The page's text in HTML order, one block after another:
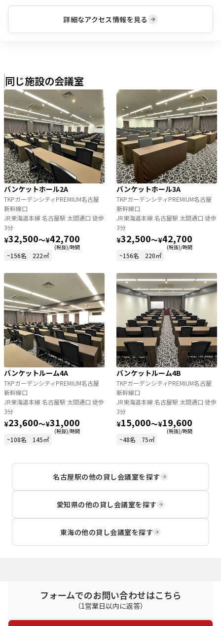
詳細なアクセス情報を見る
同じ施設の会議室
バンケットホール2A
TKPガーデンシティPREMIUM名古屋
新幹線口
JR東海道本線 名古屋駅 太閤通口 徒歩
3分
¥32,500〜¥42,700
(税抜)/時間
~156名 222㎡
バンケットホール3A
TKPガーデンシティPREMIUM名古屋
新幹線口
JR東海道本線 名古屋駅 太閤通口 徒歩
3分
¥32,500〜¥42,700
(税抜)/時間
~156名 220㎡
バンケットルーム4A
TKPガーデンシティPREMIUM名古屋
新幹線口
JR東海道本線 名古屋駅 太閤通口 徒歩
3分
¥23,600〜¥31,000
(税抜)/時間
~108名 145㎡
バンケットルーム4B
TKPガーデンシティPREMIUM名古屋
新幹線口
JR東海道本線 名古屋駅 太閤通口 徒歩
3分
¥15,000〜¥19,600
(税抜)/時間
~48名 75㎡
名古屋駅の他の貸し会議室を探す
愛知県の他の貸し会議室を探す
東海の他の貸し会議室を探す
フォームでのお問い合わせはこちら
（1営業日以内に返答）